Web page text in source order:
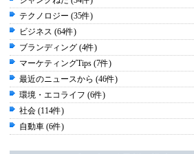
テクノロジー (35件)
ビジネス (64件)
ブランディング (4件)
マーケティングTips (7件)
最近のニュースから (46件)
環境・エコライフ (6件)
社会 (114件)
自動車 (6件)